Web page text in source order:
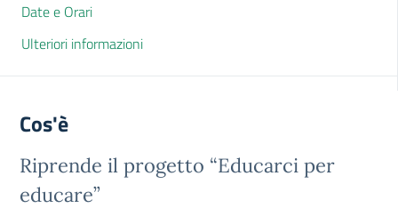
Date e Orari
Ulteriori informazioni
Cos'è
Riprende il progetto “Educarci per
educare”